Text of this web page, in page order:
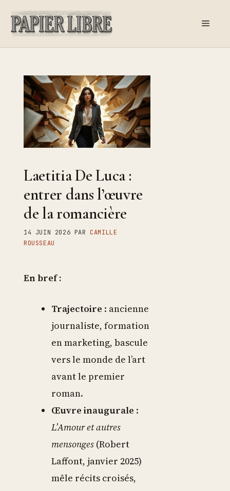
contenu
Menu
Laetitia De Luca :
entrer dans l’œuvre
de la romancière
14 JUIN 2026 PARCAMILLE
ROUSSEAU
En bref :
Trajectoire : ancienne
journaliste, formation
en marketing, bascule
vers le monde de l’art
avant le premier
roman.
Œuvre inaugurale :
L’Amour et autres
mensonges (Robert
Laffont, janvier 2025)
mêle récits croisés,